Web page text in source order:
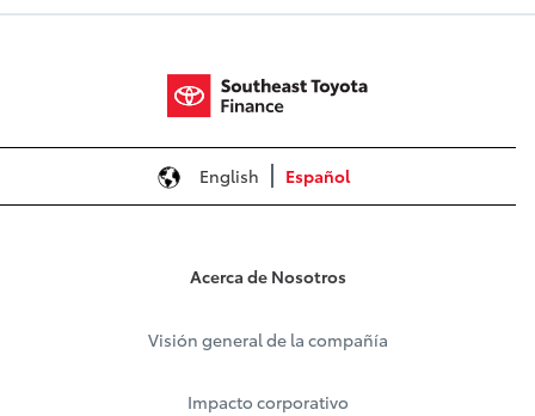
English Español
Acerca de Nosotros
Visión general de la compañía
Impacto corporativo